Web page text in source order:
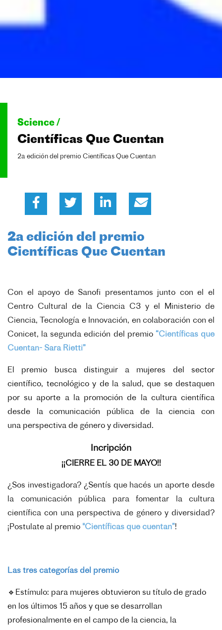
Science /
Científicas Que Cuentan
2a edición del premio Científicas Que Cuentan
2a edición del premio
Científicas Que Cuentan
Con el apoyo de Sanofi presentamos junto con el el
Centro Cultural de la Ciencia C3 y el Ministerio de
Ciencia, Tecnología e Innovación, en colaboración con el
Conicet, la segunda edición del premio “Científicas que
Cuentan- Sara Rietti”
El premio busca distinguir a mujeres del sector
científico, tecnológico y de la salud, que se destaquen
por su aporte a la promoción de la cultura científica
desde la comunicación pública de la ciencia con
una perspectiva de género y diversidad.
Incripción
¡¡CIERRE EL 30 DE MAYO!!
¿Sos investigadora? ¿Sentís que hacés un aporte desde
la comunicación pública para fomentar la cultura
científica con una perspectiva de género y diversidad?
¡Postulate al premio "Científicas que cuentan”!
Las tres categorías del premio
🔹 Estímulo: para mujeres obtuvieron su título de grado
en los últimos 15 años y que se desarrollan
profesionalmente en el campo de la ciencia, la